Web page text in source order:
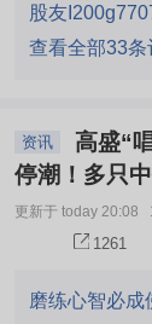
股友
查看全部33条
资讯
高盛“唱多”+Rubin规模出货 PCB概念掀涨
停潮！多只
更新于 today 20:08
1261
磨练心智必成